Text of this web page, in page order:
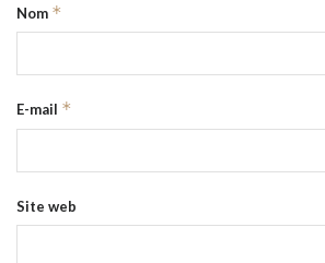
Nom *
E-mail *
Site web